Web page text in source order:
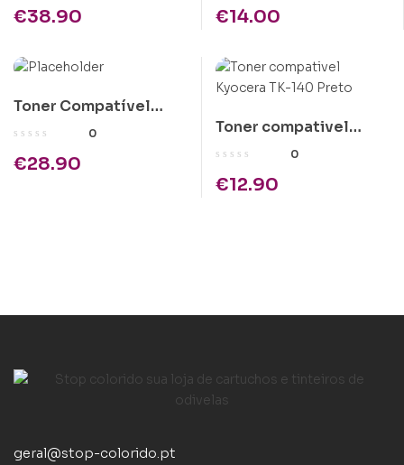
€38.90 €14.00
Toner Compatível
Epson C1100 Amarelo
0
€28.90
Toner compativel
Kyocera TK-140 Preto
0
€12.90
geral@stop-colorido.pt